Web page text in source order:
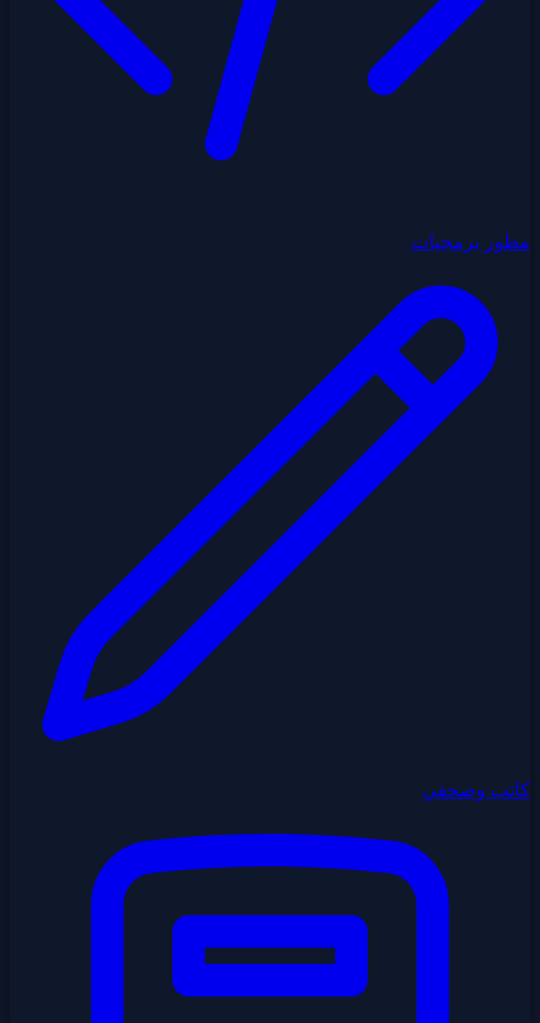
مطور برمجيات
كاتب وصحفي